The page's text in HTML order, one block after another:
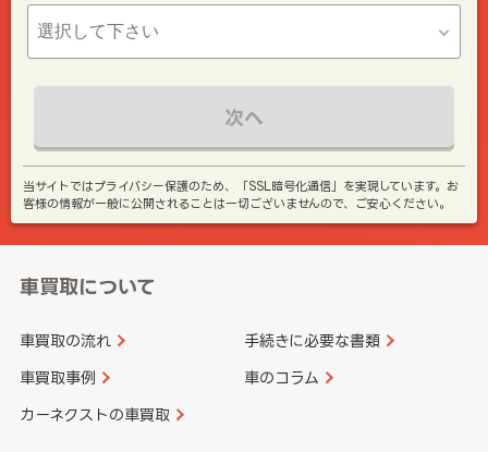
次へ
当サイトではプライバシー保護のため、「SSL暗号化通信」を実現しています。お
客様の情報が一般に公開されることは一切ございませんので、ご安心ください。
車買取について
車買取の流れ 手続きに必要な書類
車買取事例 車のコラム
カーネクストの車買取